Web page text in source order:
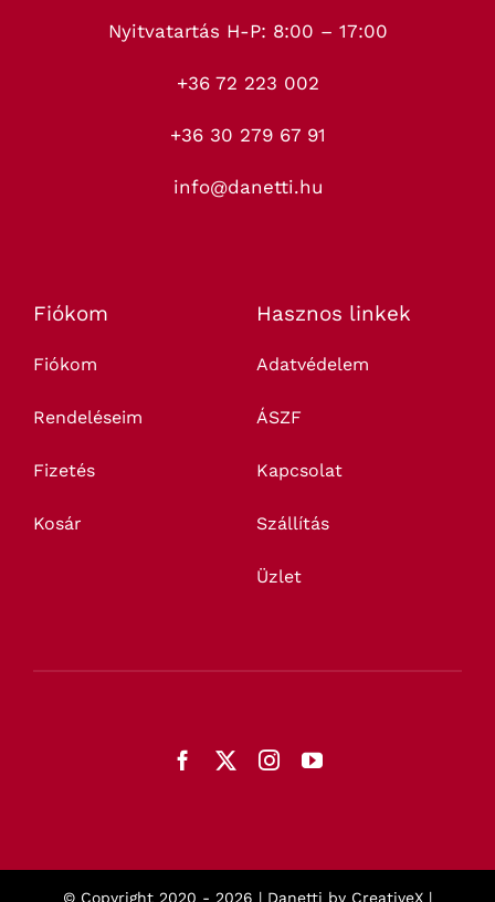
Nyitvatartás H-P: 8:00 – 17:00
+36 72 223 002
+36 30 279 67 91
info@danetti.hu
Fiókom
Fiókom
Rendeléseim
Fizetés
Kosár
Hasznos linkek
Adatvédelem
ÁSZF
Kapcsolat
Szállítás
Üzlet
© Copyright 2020 - 2026 | Danetti by CreativeX |